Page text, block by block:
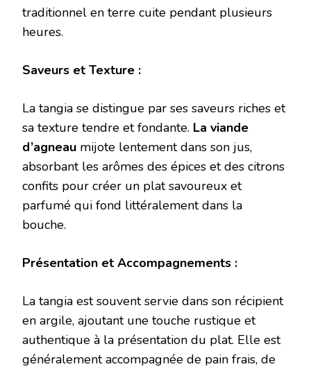
traditionnel en terre cuite pendant plusieurs
heures.
Saveurs et Texture :
La tangia se distingue par ses saveurs riches et
sa texture tendre et fondante. La viande
d’agneau mijote lentement dans son jus,
absorbant les arômes des épices et des citrons
confits pour créer un plat savoureux et
parfumé qui fond littéralement dans la
bouche.
Présentation et Accompagnements :
La tangia est souvent servie dans son récipient
en argile, ajoutant une touche rustique et
authentique à la présentation du plat. Elle est
généralement accompagnée de pain frais, de